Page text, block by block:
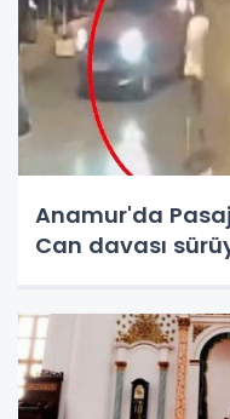
Anamur'da
Can davası